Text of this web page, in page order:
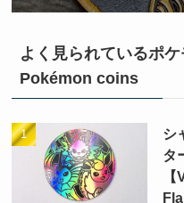
よく見られているポ
Pokémon coins
シ
タ